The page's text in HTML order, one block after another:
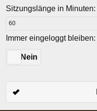
Sitzungslänge in Minuten:
Immer eingeloggt bleiben:
Nein